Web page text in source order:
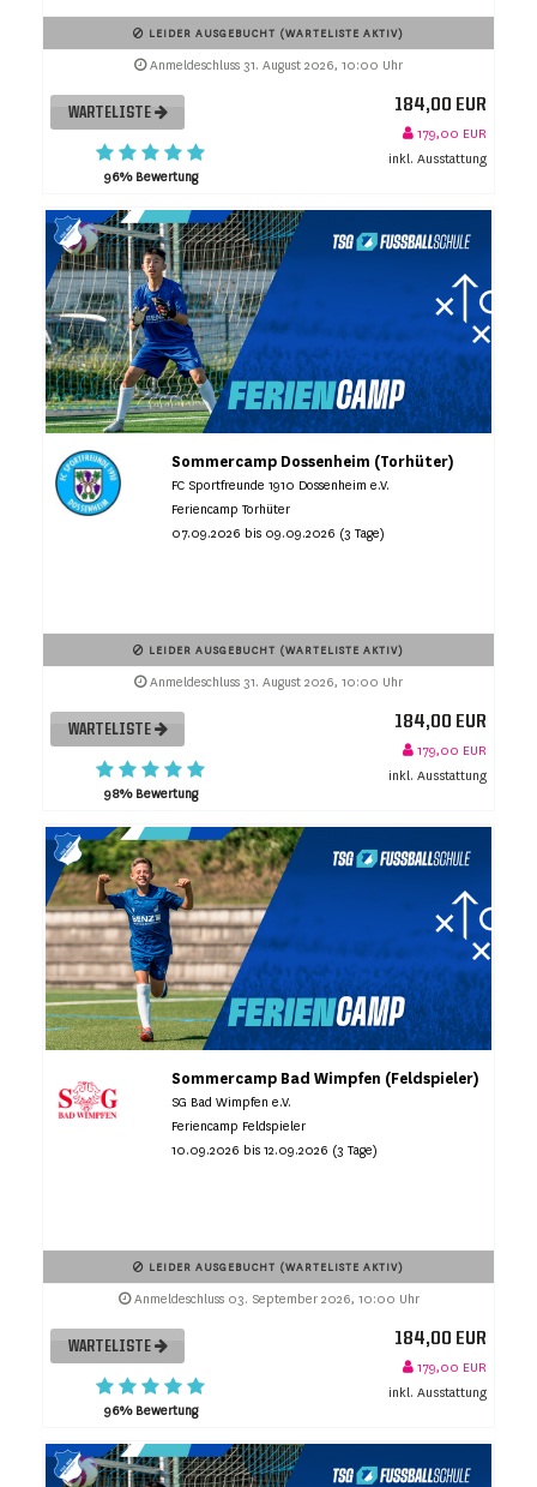
LEIDER AUSGEBUCHT (WARTELISTE AKTIV)
Anmeldeschluss 31. August 2026, 10:00 Uhr
WARTELISTE
96% Bewertung
184,00 EUR
179,00 EUR
inkl. Ausstattung
Sommercamp Dossenheim (Torhüter)
FC Sportfreunde 1910 Dossenheim e.V.
Feriencamp Torhüter
07.09.2026 bis 09.09.2026 (3 Tage)
LEIDER AUSGEBUCHT (WARTELISTE AKTIV)
Anmeldeschluss 31. August 2026, 10:00 Uhr
WARTELISTE
98% Bewertung
184,00 EUR
179,00 EUR
inkl. Ausstattung
Sommercamp Bad Wimpfen (Feldspieler)
SG Bad Wimpfen e.V.
Feriencamp Feldspieler
10.09.2026 bis 12.09.2026 (3 Tage)
LEIDER AUSGEBUCHT (WARTELISTE AKTIV)
Anmeldeschluss 03. September 2026, 10:00 Uhr
WARTELISTE
96% Bewertung
184,00 EUR
179,00 EUR
inkl. Ausstattung